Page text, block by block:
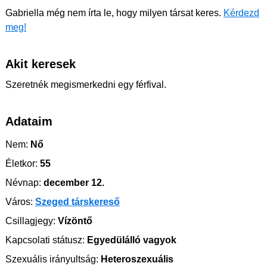
Gabriella még nem írta le, hogy milyen társat keres. Kérdezd
meg!
Akit keresek
Szeretnék megismerkedni egy férfival.
Adataim
Nem: Nő
Életkor: 55
Névnap: december 12.
Város: Szeged társkereső
Csillagjegy: Vízöntő
Kapcsolati státusz: Egyedülálló vagyok
Szexuális irányultság: Heteroszexuális